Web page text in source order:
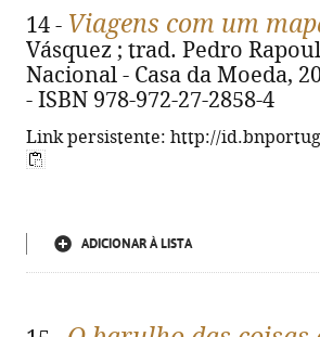
14 - Viagens com um
Vásquez ; trad. Pedro
Nacional - Casa da Moeda,
- ISBN 978-972-27-2858-4
Link persistente: http://
ADICIONAR À LISTA